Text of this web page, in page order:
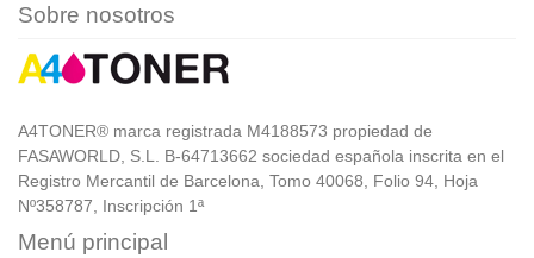
Sobre nosotros
A4TONER® marca registrada M4188573 propiedad de
FASAWORLD, S.L. B-64713662 sociedad española inscrita en el
Registro Mercantil de Barcelona, Tomo 40068, Folio 94, Hoja
Nº358787, Inscripción 1ª
Menú principal